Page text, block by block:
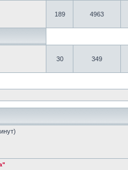
189 4963
30 349